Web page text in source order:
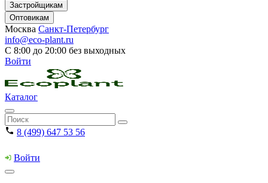
Застройщикам
Оптовикам
Москва Санкт-Петербург
info@eco-plant.ru
С 8:00 до 20:00 без выходных
Войти
Каталог
8 (499) 647 53 56
Войти